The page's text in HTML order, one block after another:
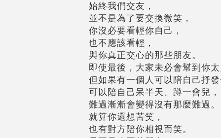
始終我們交友，
並不是為了要交換微笑，
你沒必要看輕你自己，
也不應該看輕，
與你真正交心的那些朋友。
即使最後，大家未必會幫到你太
但如果有一個人可以陪自己抒發
可以陪自己呆半天、蹲一會兒，
難過漸漸會變得沒有那麼難過。
就算你還想苦笑，
也有對方陪你相視而笑。